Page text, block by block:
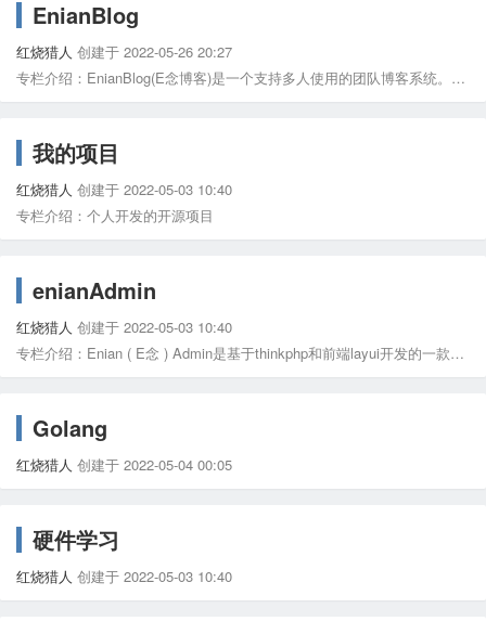
EnianBlog
红烧猎人 创建于 2022-05-26 20:27
专栏介绍：EnianBlog(E念博客)是一个支持多人使用的团队博客系统。是基于前端layui和后端go语言的beego框架开发。支持专栏、标签、SEO、markdown语法、同时支持人人都会使用的富文本编辑器等诸多特色功能！
我的项目
红烧猎人 创建于 2022-05-03 10:40
专栏介绍：个人开发的开源项目
enianAdmin
红烧猎人 创建于 2022-05-03 10:40
专栏介绍：Enian ( E念 ) Admin是基于thinkphp和前端layui开发的一款简洁、上手简单、功能强大前后端分离的后台框架 自带权限管理，部署即用，适合任何项目。一套json可同时生成表格、表单、搜索模板
Golang
红烧猎人 创建于 2022-05-04 00:05
硬件学习
红烧猎人 创建于 2022-05-03 10:40